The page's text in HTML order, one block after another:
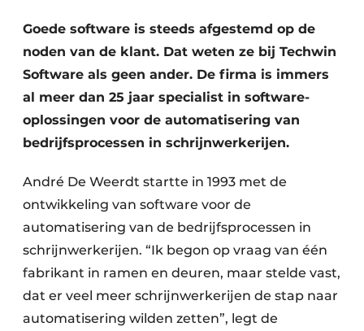
Uitnodiging Rondetafelgesprek – 20 jaar Profiel
Vacature aanmelden
Vacatures
Werben
Goede software is steeds afgestemd op de
noden van de klant. Dat weten ze bij Techwin
Software als geen ander. De firma is immers
al meer dan 25 jaar specialist in software-
oplossingen voor de automatisering van
bedrijfsprocessen in schrijnwerkerijen.
André De Weerdt startte in 1993 met de
ontwikkeling van software voor de
automatisering van de bedrijfsprocessen in
schrijnwerkerijen. “Ik begon op vraag van één
fabrikant in ramen en deuren, maar stelde vast,
dat er veel meer schrijnwerkerijen de stap naar
automatisering wilden zetten”, legt de